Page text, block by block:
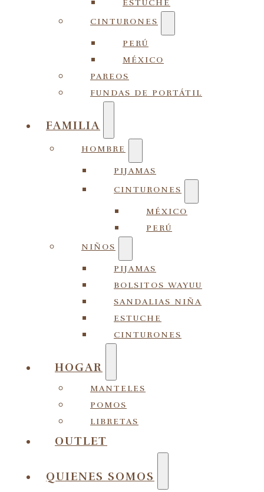
ESTUCHE
CINTURONES
PERÚ
MÉXICO
PAREOS
FUNDAS DE PORTÁTIL
FAMILIA
HOMBRE
PIJAMAS
CINTURONES
MÉXICO
PERÚ
NIÑOS
PIJAMAS
BOLSITOS WAYUU
SANDALIAS NIÑA
ESTUCHE
CINTURONES
HOGAR
MANTELES
POMOS
LIBRETAS
OUTLET
QUIENES SOMOS